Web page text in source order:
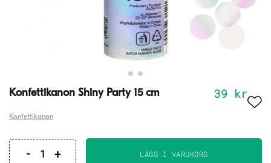
Konfettikanon Shiny Party 15 cm 39 kr
Konfettikanon
Konfettikanon
LÄGG I VARUKORG